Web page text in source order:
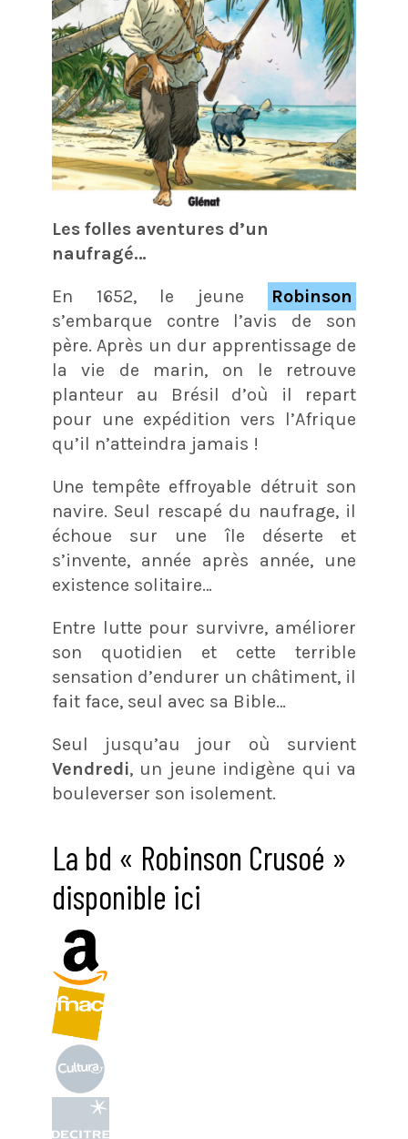
Les folles aventures d’un
naufragé…
En 1652, le jeune
Robinson
s’embarque contre l’avis de son
père. Après un dur apprentissage de
la vie de marin, on le retrouve
planteur au Brésil d’où il repart
pour une expédition vers l’Afrique
qu’il n’atteindra jamais !
Une tempête effroyable détruit son
navire. Seul rescapé du naufrage, il
échoue sur une île déserte et
s’invente, année après année, une
existence solitaire…
Entre lutte pour survivre, améliorer
son quotidien et cette terrible
sensation d’endurer un châtiment, il
fait face, seul avec sa Bible…
Seul jusqu’au jour où survient
Vendredi, un jeune indigène qui va
bouleverser son isolement.
La bd « Robinson Crusoé »
disponible ici